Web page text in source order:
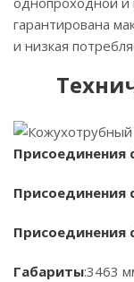
гарантирована
и низкая
Присоединения
Присоединения
Присоединения
Габариты:3463